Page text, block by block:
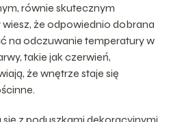
równie skutecznym
że odpowiednio dobrana
na odczuwanie temperatury w
takie jak czerwień,
że wnętrze staje się
z poduszkami dekoracyjnymi